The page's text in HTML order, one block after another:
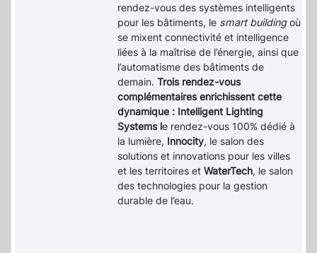
rendez-vous des systèmes intelligents
pour les bâtiments, le smart buildingoù
se mixent connectivité et intelligence
liées à la maîtrise de l’énergie, ainsi que
l’automatisme des bâtiments de
demain.Trois rendez-vous
complémentaires enrichissent cette
dynamique : Intelligent Lighting
Systems le rendez-vous 100% dédié à
la lumière, Innocity, le salon des
solutions et innovations pour les villes
et les territoires etWaterTech, le salon
des technologies pour la gestion
durable de l’eau.